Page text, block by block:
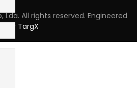
Lda. All rights reserved. Engineered
by TargX